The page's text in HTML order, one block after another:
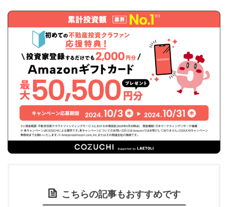
こちらの記事もおすすめです